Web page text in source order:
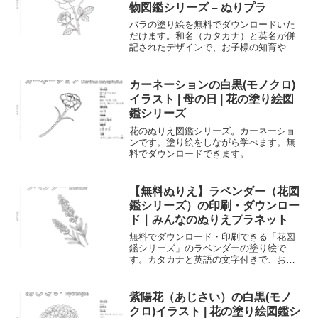
物図鑑シリーズ – ぬりプラ
バラの塗り絵を無料でダウンロードいた
だけます。和名（カタカナ）と英名が併
記されたデザインで、お子様の知育や大
いバラを彩りましょう。
カーネーションの白黒(モノクロ)
イラスト | 母の日 | 花の塗り絵図
鑑シリーズ
花のぬりえ図鑑シリーズ。カーネーショ
ンです。塗り絵をしながら学べます。無
料でダウンロードできます。
【無料ぬりえ】ラベンダー（花図
鑑シリーズ）の印刷・ダウンロー
ド｜みんなのぬりえプラネット
無料でダウンロード・印刷できる「花図
鑑シリーズ」のラベンダーの塗り絵で
す。カタカナと英語の文字付きで、お子
すすめです。A4サイズ対応。
紫陽花（あじさい）の白黒(モノ
クロ)イラスト | 花の塗り絵図鑑シ